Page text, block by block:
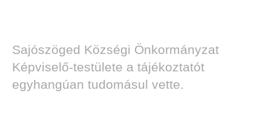
Sajószöged Községi Önkormányzat
Képviselő-testülete a tájékoztatót
egyhangúan tudomásul vette.